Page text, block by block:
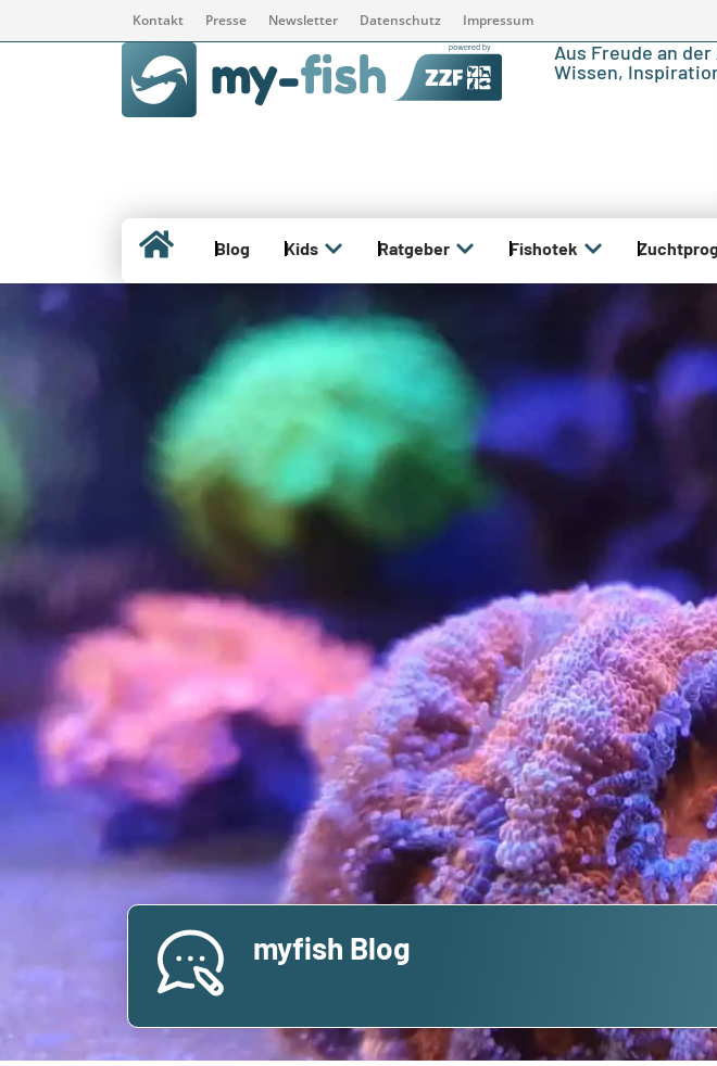
Kontakt Presse Newsletter Datenschutz Impressum
Aus Freude an
Wissen,
Blog Kids Ratgeber Fishotek
myfish Blog